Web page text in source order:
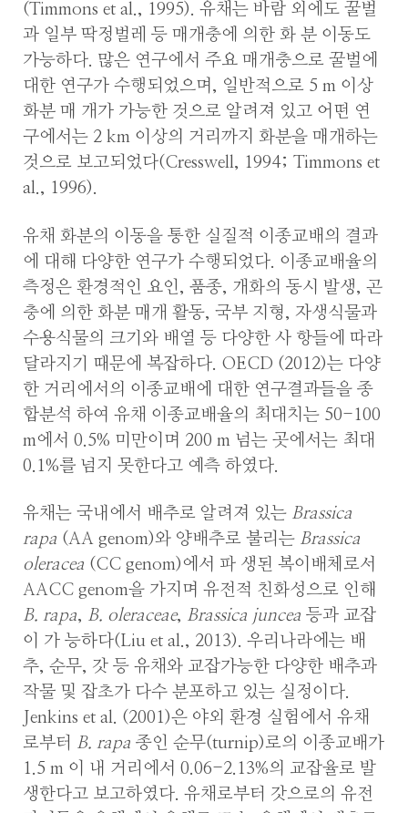
(Timmons et al., 1995). 유채는 바람 외에도 꿀벌
과 일부 딱정벌레 등 매개충에 의한 화 분 이동도
가능하다. 많은 연구에서 주요 매개충으로 꿀벌에
대한 연구가 수행되었으며, 일반적으로 5 m 이상
화분 매 개가 가능한 것으로 알려져 있고 어떤 연
구에서는 2 km 이상의 거리까지 화분을 매개하는
것으로 보고되었다(Cresswell, 1994; Timmons et
al., 1996).
유채 화분의 이동을 통한 실질적 이종교배의 결과
에 대해 다양한 연구가 수행되었다. 이종교배율의
측정은 환경적인 요인, 품종, 개화의 동시 발생, 곤
충에 의한 화분 매개 활동, 국부 지형, 자생식물과
수용식물의 크기와 배열 등 다양한 사 항들에 따라
달라지기 때문에 복잡하다. OECD (2012)는 다양
한 거리에서의 이종교배에 대한 연구결과들을 종
합분석 하여 유채 이종교배율의 최대치는 50-100
m에서 0.5% 미만이며 200 m 넘는 곳에서는 최대
0.1%를 넘지 못한다고 예측 하였다.
유채는 국내에서 배추로 알려져 있는 Brassica
rapa (AA genom)와 양배추로 불리는 Brassica
oleracea (CC genom)에서 파 생된 복이배체로서
AACC genom을 가지며 유전적 친화성으로 인해
B. rapa, B. oleraceae, Brassica juncea 등과 교잡
이 가 능하다(Liu et al., 2013). 우리나라에는 배
추, 순무, 갓 등 유채와 교잡가능한 다양한 배추과
작물 및 잡초가 다수 분포하고 있는 실정이다.
Jenkins et al. (2001)은 야외 환경 실험에서 유채
로부터 B. rapa 종인 순무(turnip)로의 이종교배가
1.5 m 이 내 거리에서 0.06-2.13%의 교잡율로 발
생한다고 보고하였다. 유채로부터 갓으로의 유전